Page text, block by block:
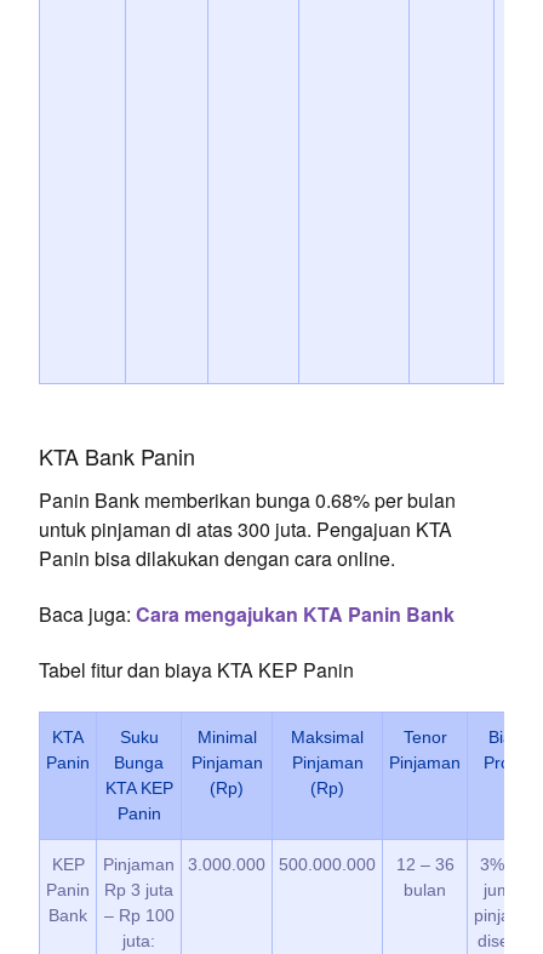
KTA Bank Panin
Panin Bank memberikan bunga 0.68% per bulan
untuk pinjaman di atas 300 juta. Pengajuan KTA
Panin bisa dilakukan dengan cara online.
Baca juga: Cara mengajukan KTA Panin Bank
Tabel fitur dan biaya KTA KEP Panin
KTA
Panin
Suku
Bunga
KTA KEP
Panin
Minimal
Pinjaman
(Rp)
Maksimal
Pinjaman
(Rp)
Tenor
Pinjaman
Biaya
Provisi
KEP
Panin
Bank
Pinjaman
Rp 3 juta
– Rp 100
juta:
3.000.000 500.000.000
12 – 36
bulan
3% dari
jumlah
pinjaman
disetujui